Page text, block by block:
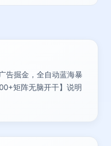
告掘金，全自动蓝海暴
矩阵无脑开干】说明